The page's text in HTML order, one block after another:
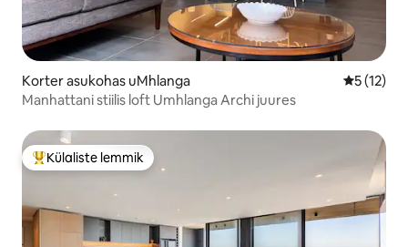
Korter asukohas uMhlanga
5 (12)
Manhattani stiilis loft Umhlanga Archi juures
Külaliste suur lemmik
Külaliste lemmik